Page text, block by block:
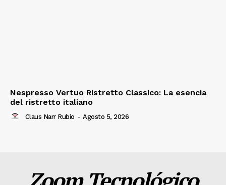
Nespresso Vertuo Ristretto Classico: La esencia
del ristretto italiano
Claus Narr Rubio - Agosto 5, 2026